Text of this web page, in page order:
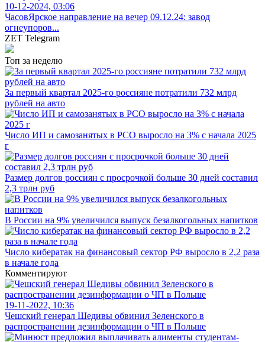
10-12-2024, 03:06
ЧасовЯрское направление на вечер 09.12.24: завод
огнеупоров...
ZET Telegram
Топ за неделю
За первый квартал 2025-го россияне потратили 732 млрд
рублей на авто
Число ИП и самозанятых в РСО выросло на 3% с начала 2025
г
Размер долгов россиян с просрочкой больше 30 дней составил
2,3 трлн руб
В России на 9% увеличился выпуск безалкогольных напитков
Число кибератак на финансовый сектор РФ выросло в 2,2 раза
в начале года
Комментируют
19-11-2022, 10:36
Чешский генерал Шедивы обвинил Зеленского в
распространении дезинформации о ЧП в Польше